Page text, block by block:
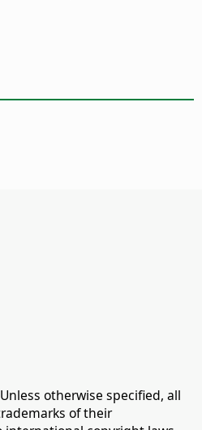
otherwise specified, all
of their